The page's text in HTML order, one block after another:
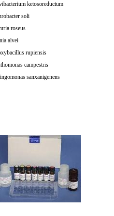
ketosoreductum
soli
roseus
alvei
rupiensis
campestris
sanxanigenens